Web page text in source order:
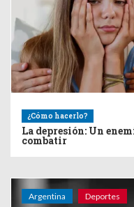
¿Cómo hacerlo?
La depresión: Un
combatir
Argentina Deportes